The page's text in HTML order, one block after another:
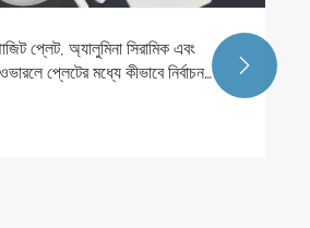
প্লেট, অ্যালুমিনা সিরামিক এবং
প্লেটের মধ্যে কীভাবে নির্বাচন
